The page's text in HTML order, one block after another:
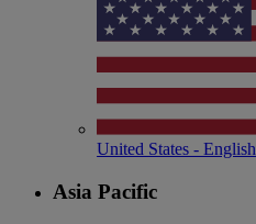
United States - English
Asia Pacific